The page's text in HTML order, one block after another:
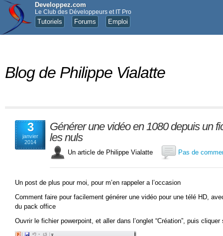
Developpez.com
Le Club des Développeurs et IT Pro
Tutoriels Forums Emploi
Blog de Philippe Vialatte
3
janvier
2014
Générer une vidéo en 1080 depuis un
les nuls
Un article de Philippe Vialatte Pas de
Un post de plus pour moi, pour m’en rappeler a l’occasion
Comment faire pour facilement générer une vidéo pour une télé HD,
du pack office
Ouvrir le fichier powerpoint, et aller dans l’onglet “Création”, puis cliquer